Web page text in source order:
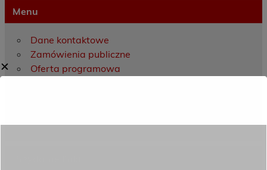
Menu
Dane kontaktowe
Zamówienia publiczne
Oferta programowa
ECAM
✕